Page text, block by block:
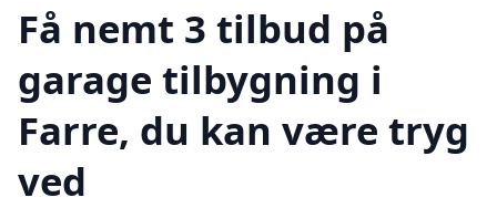
Få nemt 3 tilbud på
garage tilbygning i
Farre, du kan være tryg
ved